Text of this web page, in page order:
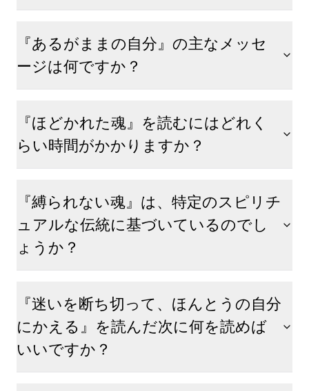
『あるがままの自分』の主なメッセ
ージは何ですか？
『ほどかれた魂』を読むにはどれく
らい時間がかかりますか？
『縛られない魂』は、特定のスピリチ
ュアルな伝統に基づいているのでし
ょうか？
『迷いを断ち切って、ほんとうの自分
にかえる』を読んだ次に何を読めば
いいですか？